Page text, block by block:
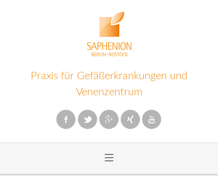
Praxis für Gefäßerkrankungen und
Venenzentrum
≡